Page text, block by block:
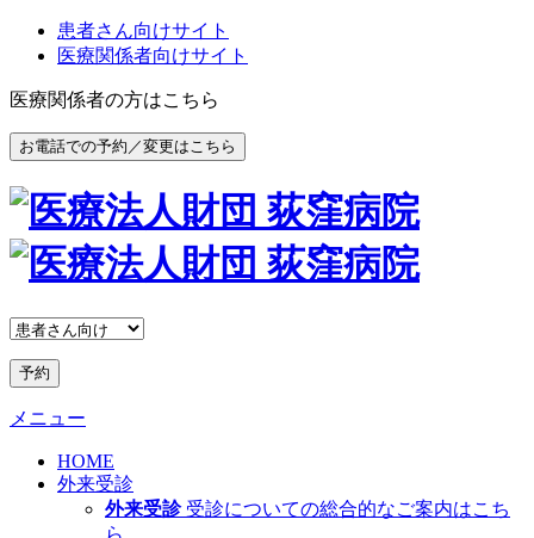
患者さん向けサイト
医療関係者向けサイト
医療関係者の方はこちら
お電話での予約／変更はこちら
予約
メニュー
HOME
外来受診
外来受診 受診についての総合的なご案内はこち
ら